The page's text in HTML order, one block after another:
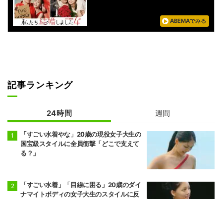
ABEMAでみる
記事ランキング
24時間 週間
「すごい水着やな」20歳の現役女子大生の
国宝級スタイルに全員衝撃「どこで支えて
る？」
「すごい水着」「目線に困る」20歳のダイ
ナマイトボディの女子大生のスタイルに反